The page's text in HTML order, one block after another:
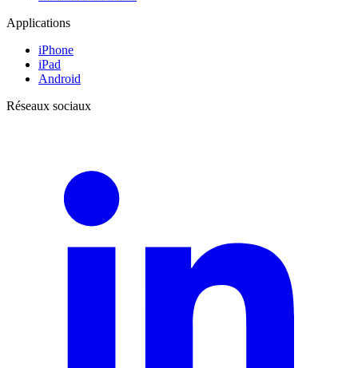
Applications
iPhone
iPad
Android
Réseaux sociaux